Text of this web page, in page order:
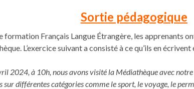
Sortie pédagogique
formation Français Langue Étrangère, les apprenants
L’exercice suivant a consisté à ce qu’ils en
2024, à 10h, nous avons visité la Médiathèque avec
sur différentes catégories comme le sport, le voyage, le